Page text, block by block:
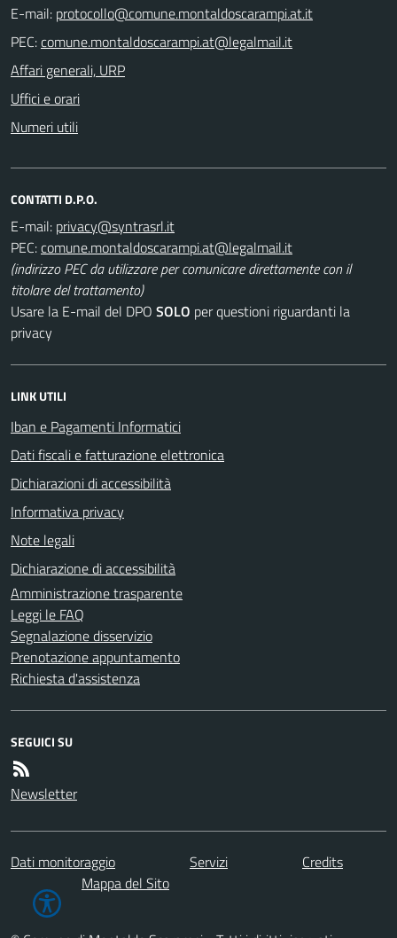
E-mail:
PEC:
Affari generali, URP
Uffici e orari
Numeri utili
CONTATTI D.P.O.
E-mail:
PEC:
(indirizzo PEC da utilizzare per comunicare direttamente con il
titolare del trattamento)
Usare la E-mail del DPO SOLO per questioni riguardanti la
privacy
LINK UTILI
Iban e Pagamenti Informatici
Dati fiscali e fatturazione elettronica
Dichiarazioni di accessibilità
Informativa privacy
Note legali
Dichiarazione di accessibilità
Amministrazione trasparente
Leggi le FAQ
Segnalazione disservizio
Prenotazione appuntamento
Richiesta d'assistenza
SEGUICI SU
Newsletter
Dati monitoraggio Servizi
Credits
Mappa del Sito